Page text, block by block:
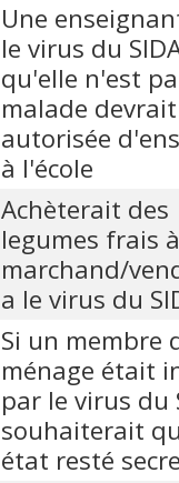
Une
le virus du
qu'elle n'est
malade
autorisée
à l'école
Achèterait des
legumes frais
marchand/
a le virus du
Si un membre
ménage était
par le virus du
souhaiterait
état resté